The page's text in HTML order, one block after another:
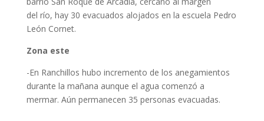
del río, hay 30 evacuados alojados en la escuela Pedro
León Cornet.
Zona este
-En Ranchillos hubo incremento de los anegamientos
durante la mañana aunque el agua comenzó a
mermar. Aún permanecen 35 personas evacuadas.